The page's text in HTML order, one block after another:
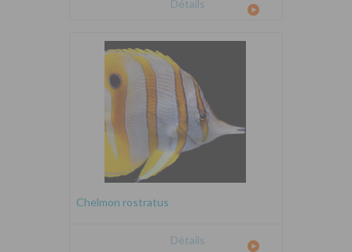
Détails
Chelmon rostratus
Détails